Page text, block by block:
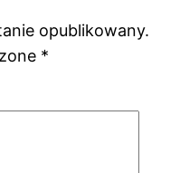
opublikowany.
*